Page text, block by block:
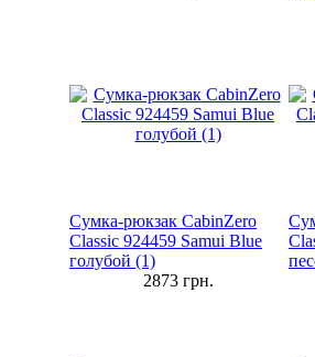
Сумка-рюкзак CabinZero
Classic 924459 Samui Blue
голубой (1)
2873грн.